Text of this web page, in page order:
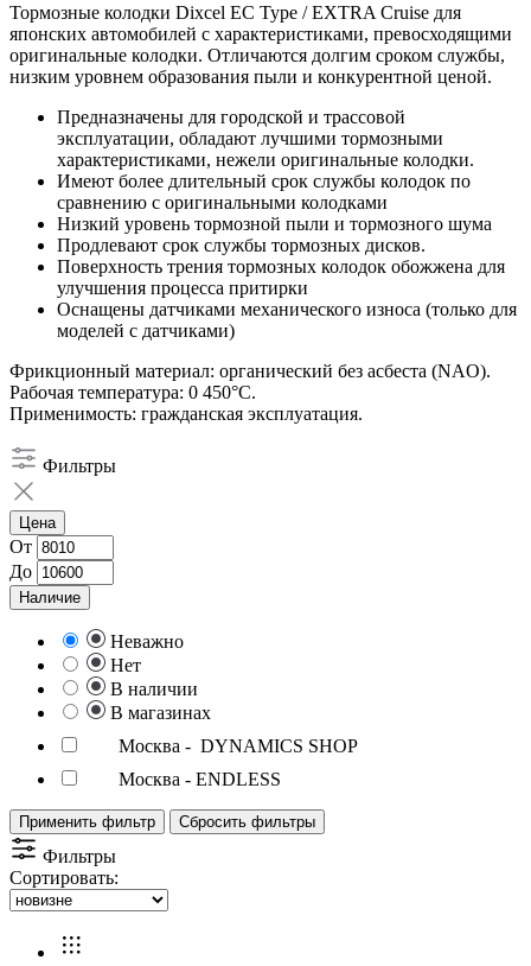
Тормозные колодки Dixcel EC Type / EXTRA Cruise для
японских автомобилей с характеристиками, превосходящими
оригинальные колодки. Отличаются долгим сроком службы,
низким уровнем образования пыли и конкурентной ценой.
Предназначены для городской и трассовой
эксплуатации, обладают лучшими тормозными
характеристиками, нежели оригинальные колодки.
Имеют более длительный срок службы колодок по
сравнению с оригинальными колодками
Низкий уровень тормозной пыли и тормозного шума
Продлевают срок службы тормозных дисков.
Поверхность трения тормозных колодок обожжена для
улучшения процесса притирки
Оснащены датчиками механического износа (только для
моделей с датчиками)
Фрикционный материал: органический без асбеста (NAO).
Рабочая температура: 0 450°C.
Применимость: гражданская эксплуатация.
Фильтры
Цена
От
До
Наличие
Неважно
Нет
В наличии
В магазинах
Москва - DYNAMICS SHOP
Москва - ENDLESS
Применить фильтр Сбросить фильтры
Фильтры
Сортировать: